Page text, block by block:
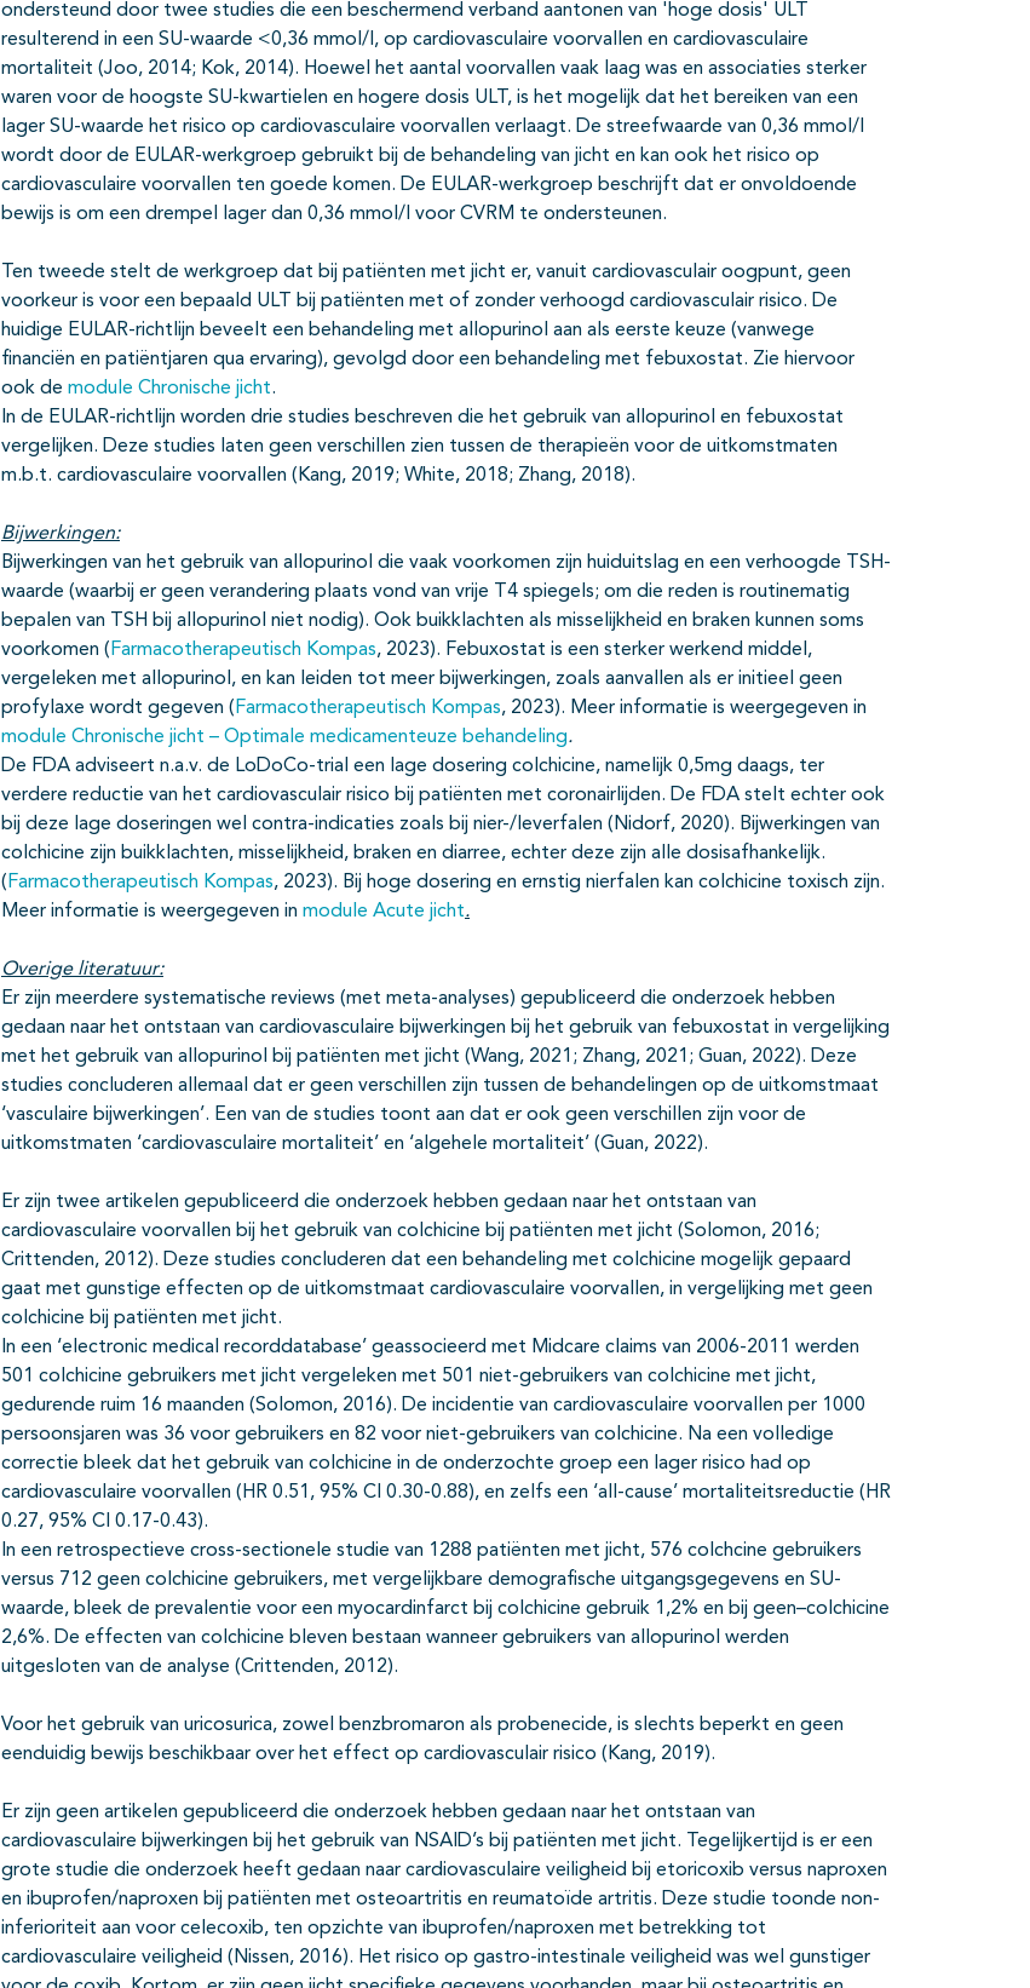
ondersteund door twee studies die een beschermend verband aantonen van 'hoge dosis' ULT
resulterend in een SU-waarde <0,36 mmol/l, op cardiovasculaire voorvallen en cardiovasculaire
mortaliteit (Joo, 2014; Kok, 2014). Hoewel het aantal voorvallen vaak laag was en associaties sterker
waren voor de hoogste SU-kwartielen en hogere dosis ULT, is het mogelijk dat het bereiken van een
lager SU-waarde het risico op cardiovasculaire voorvallen verlaagt. De streefwaarde van 0,36 mmol/l
wordt door de EULAR-werkgroep gebruikt bij de behandeling van jicht en kan ook het risico op
cardiovasculaire voorvallen ten goede komen. De EULAR-werkgroep beschrijft dat er onvoldoende
bewijs is om een drempel lager dan 0,36 mmol/l voor CVRM te ondersteunen.
Ten tweede stelt de werkgroep dat bij patiënten met jicht er, vanuit cardiovasculair oogpunt, geen
voorkeur is voor een bepaald ULT bij patiënten met of zonder verhoogd cardiovasculair risico. De
huidige EULAR-richtlijn beveelt een behandeling met allopurinol aan als eerste keuze (vanwege
financiën en patiëntjaren qua ervaring), gevolgd door een behandeling met febuxostat. Zie hiervoor
ook de module Chronische jicht.
In de EULAR-richtlijn worden drie studies beschreven die het gebruik van allopurinol en febuxostat
vergelijken. Deze studies laten geen verschillen zien tussen de therapieën voor de uitkomstmaten
m.b.t. cardiovasculaire voorvallen (Kang, 2019; White, 2018; Zhang, 2018).
Bijwerkingen:
Bijwerkingen van het gebruik van allopurinol die vaak voorkomen zijn huiduitslag en een verhoogde TSH-
waarde (waarbij er geen verandering plaats vond van vrije T4 spiegels; om die reden is routinematig
bepalen van TSH bij allopurinol niet nodig). Ook buikklachten als misselijkheid en braken kunnen soms
voorkomen (Farmacotherapeutisch Kompas, 2023). Febuxostat is een sterker werkend middel,
vergeleken met allopurinol, en kan leiden tot meer bijwerkingen, zoals aanvallen als er initieel geen
profylaxe wordt gegeven (Farmacotherapeutisch Kompas, 2023). Meer informatie is weergegeven in
module Chronische jicht – Optimale medicamenteuze behandeling.
De FDA adviseert n.a.v. de LoDoCo-trial een lage dosering colchicine, namelijk 0,5mg daags, ter
verdere reductie van het cardiovasculair risico bij patiënten met coronairlijden. De FDA stelt echter ook
bij deze lage doseringen wel contra-indicaties zoals bij nier-/leverfalen (Nidorf, 2020). Bijwerkingen van
colchicine zijn buikklachten, misselijkheid, braken en diarree, echter deze zijn alle dosisafhankelijk.
(Farmacotherapeutisch Kompas, 2023). Bij hoge dosering en ernstig nierfalen kan colchicine toxisch zijn.
Meer informatie is weergegeven in module Acute jicht.
Overige literatuur:
Er zijn meerdere systematische reviews (met meta-analyses) gepubliceerd die onderzoek hebben
gedaan naar het ontstaan van cardiovasculaire bijwerkingen bij het gebruik van febuxostat in vergelijking
met het gebruik van allopurinol bij patiënten met jicht (Wang, 2021; Zhang, 2021; Guan, 2022). Deze
studies concluderen allemaal dat er geen verschillen zijn tussen de behandelingen op de uitkomstmaat
‘vasculaire bijwerkingen’. Een van de studies toont aan dat er ook geen verschillen zijn voor de
uitkomstmaten ‘cardiovasculaire mortaliteit’ en ‘algehele mortaliteit’ (Guan, 2022).
Er zijn twee artikelen gepubliceerd die onderzoek hebben gedaan naar het ontstaan van
cardiovasculaire voorvallen bij het gebruik van colchicine bij patiënten met jicht (Solomon, 2016;
Crittenden, 2012). Deze studies concluderen dat een behandeling met colchicine mogelijk gepaard
gaat met gunstige effecten op de uitkomstmaat cardiovasculaire voorvallen, in vergelijking met geen
colchicine bij patiënten met jicht.
In een ‘electronic medical recorddatabase’ geassocieerd met Midcare claims van 2006-2011 werden
501 colchicine gebruikers met jicht vergeleken met 501 niet-gebruikers van colchicine met jicht,
gedurende ruim 16 maanden (Solomon, 2016). De incidentie van cardiovasculaire voorvallen per 1000
persoonsjaren was 36 voor gebruikers en 82 voor niet-gebruikers van colchicine. Na een volledige
correctie bleek dat het gebruik van colchicine in de onderzochte groep een lager risico had op
cardiovasculaire voorvallen (HR 0.51, 95% CI 0.30-0.88), en zelfs een ‘all-cause’ mortaliteitsreductie (HR
0.27, 95% CI 0.17-0.43).
In een retrospectieve cross-sectionele studie van 1288 patiënten met jicht, 576 colchcine gebruikers
versus 712 geen colchicine gebruikers, met vergelijkbare demografische uitgangsgegevens en SU-
waarde, bleek de prevalentie voor een myocardinfarct bij colchicine gebruik 1,2% en bij geen–colchicine
2,6%. De effecten van colchicine bleven bestaan wanneer gebruikers van allopurinol werden
uitgesloten van de analyse (Crittenden, 2012).
Voor het gebruik van uricosurica, zowel benzbromaron als probenecide, is slechts beperkt en geen
eenduidig bewijs beschikbaar over het effect op cardiovasculair risico (Kang, 2019).
Er zijn geen artikelen gepubliceerd die onderzoek hebben gedaan naar het ontstaan van
cardiovasculaire bijwerkingen bij het gebruik van NSAID’s bij patiënten met jicht. Tegelijkertijd is er een
grote studie die onderzoek heeft gedaan naar cardiovasculaire veiligheid bij etoricoxib versus naproxen
en ibuprofen/naproxen bij patiënten met osteoartritis en reumatoïde artritis. Deze studie toonde non-
inferioriteit aan voor celecoxib, ten opzichte van ibuprofen/naproxen met betrekking tot
cardiovasculaire veiligheid (Nissen, 2016). Het risico op gastro-intestinale veiligheid was wel gunstiger